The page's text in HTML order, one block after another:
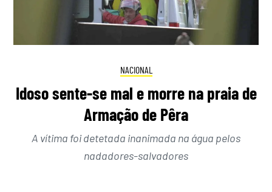
NACIONAL
Idoso sente-se mal e morre na praia de
Armação de Pêra
A vítima foi detetada inanimada na água pelos
nadadores-salvadores